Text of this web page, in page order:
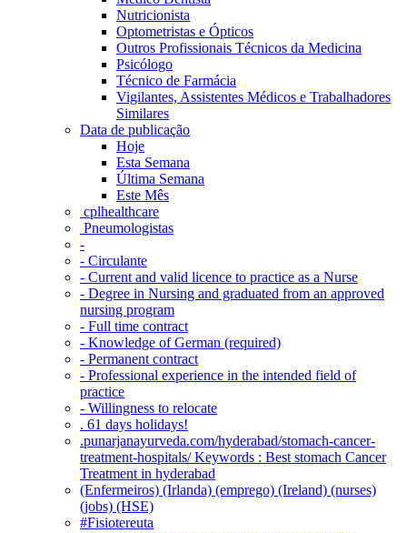
Nutricionista
Optometristas e Ópticos
Outros Profissionais Técnicos da Medicina
Psicólogo
Técnico de Farmácia
Vigilantes, Assistentes Médicos e Trabalhadores
Similares
Data de publicação
Hoje
Esta Semana
Última Semana
Este Mês
‎ cplhealthcare‬
Pneumologistas
-
- Circulante
- Current and valid licence to practice as a Nurse
- Degree in Nursing and graduated from an approved
nursing program
- Full time contract
- Knowledge of German (required)
- Permanent contract
- Professional experience in the intended field of
practice
- Willingness to relocate
. 61 days holidays!
.punarjanayurveda.com/hyderabad/stomach-cancer-
treatment-hospitals/ Keywords : Best stomach Cancer
Treatment in hyderabad
(Enfermeiros) (Irlanda) (emprego) (Ireland) (nurses)
(jobs) (HSE)
#Fisiotereuta